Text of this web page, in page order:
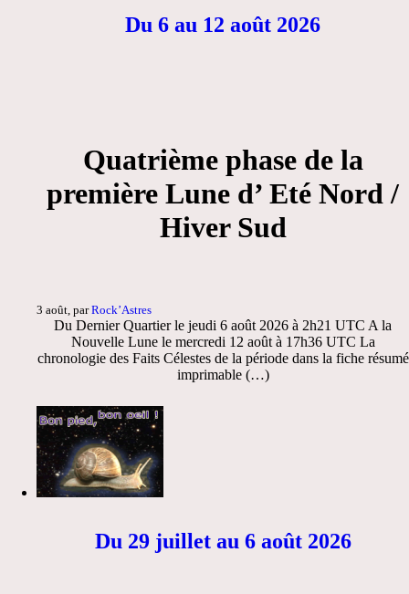
Du 6 au 12 août 2026
Quatrième phase de la
première Lune d’ Eté Nord /
Hiver Sud
3 août, parRock’Astres
Du Dernier Quartier le jeudi 6 août 2026 à 2h21 UTC A la
Nouvelle Lune le mercredi 12 août à 17h36 UTC La
chronologie des Faits Célestes de la période dans la fiche résumé
imprimable (…)
Du 29 juillet au 6 août 2026